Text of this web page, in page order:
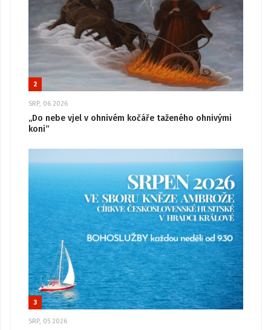
2
SRP, 06 2026
„Do nebe vjel v ohnivém kočáře taženého ohnivými
koni“
3
SRP, 05 2026